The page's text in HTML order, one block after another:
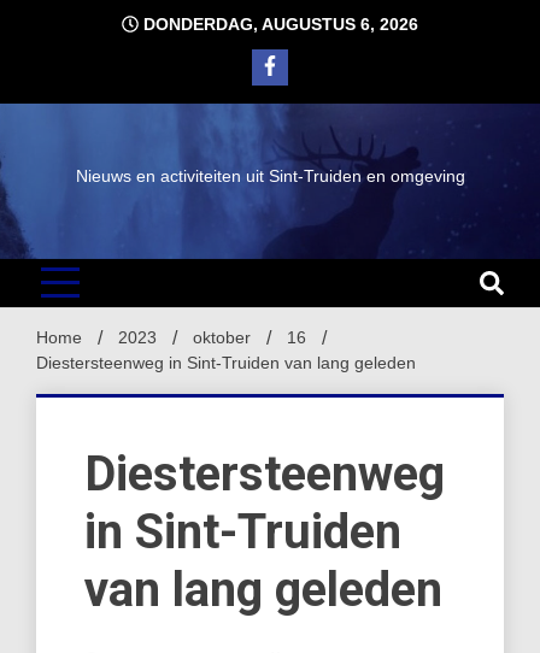
DONDERDAG, AUGUSTUS 6, 2026
Nieuws en activiteiten uit Sint-Truiden en omgeving
Home 2023 oktober
16
Diestersteenweg in Sint-Truiden van lang geleden
Diestersteenweg
in Sint-Truiden
van lang geleden